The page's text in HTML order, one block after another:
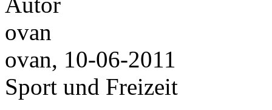
ovan, 10-06-2011
Sport und Freizeit